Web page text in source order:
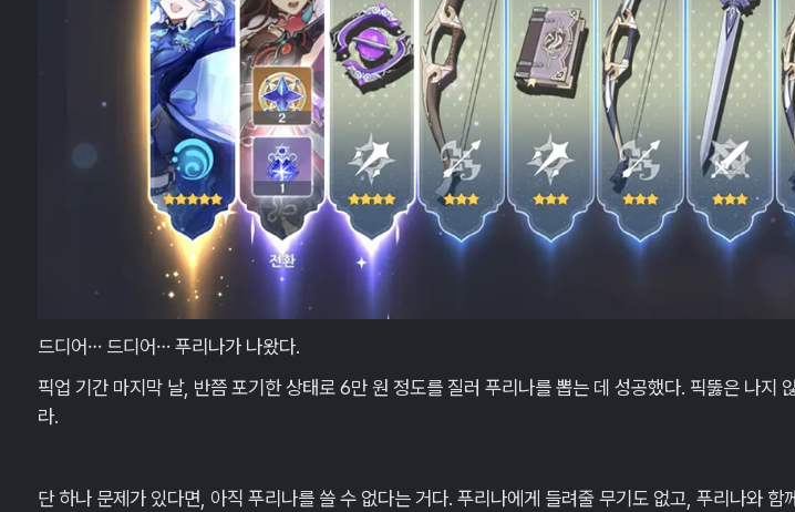
드디어… 드디어… 푸리나가 나왔다.
픽업 기간 마지막 날, 반쯤 포기한 상태로 6만 원 정도를 질러 푸리나를 뽑는 데 성공했다. 픽뚫은 나지
라.
단 하나 문제가 있다면, 아직 푸리나를 쓸 수 없다는 거다. 푸리나에게 들려줄 무기도 없고, 푸리나와